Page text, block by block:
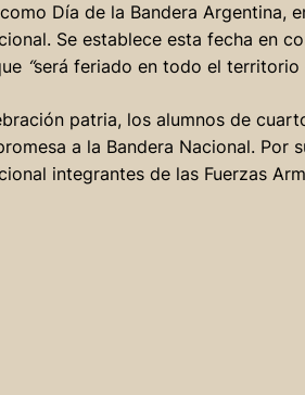
Día de la Bandera Argentina,
Se establece esta fecha en
“será feriado en todo el territorio
patria, los alumnos de
a la Bandera Nacional. Por
integrantes de las Fuerzas